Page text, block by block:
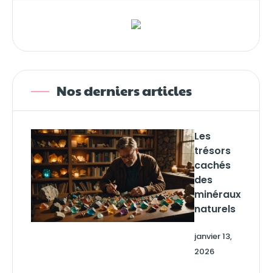
Nos derniers articles
Les
trésors
cachés
des
minéraux
naturels
janvier 13,
2026